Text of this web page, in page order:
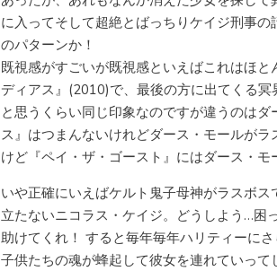
に入ってそして超絶とばっちりケイジ刑事
のパターンか！
既視感がすごいが既視感といえばこれはほ
ディアス』(2010)で、最後の方に出てくる
と思うくらい同じ印象なのですが違うのは
ス』はつまんないけれどダース・モールが
けど『ペイ・ザ・ゴースト』にはダース・モ
いや正確にいえばケルト鬼子母神がラスボ
立たないニコラス・ケイジ。どうしよう…困
助けてくれ！ すると毎年毎年ハリティーに
子供たちの魂が蜂起して彼女を連れていっ